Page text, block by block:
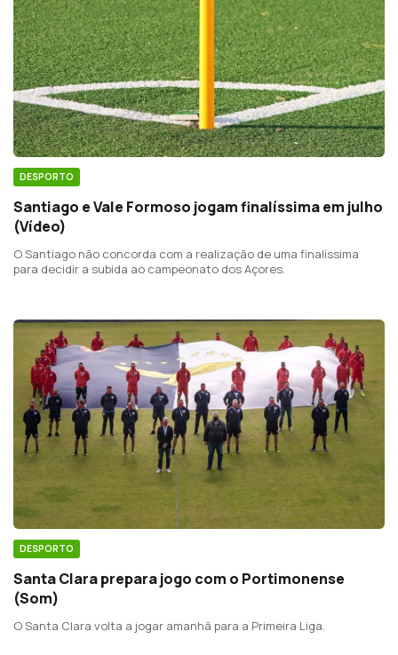
DESPORTO
Santiago e Vale Formoso jogam finalíssima em julho
(Vídeo)
O Santiago não concorda com a realização de uma finalíssima
para decidir a subida ao campeonato dos Açores.
DESPORTO
Santa Clara prepara jogo com o Portimonense
(Som)
O Santa Clara volta a jogar amanhã para a Primeira Liga.